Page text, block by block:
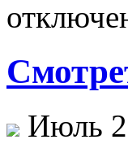
Июль